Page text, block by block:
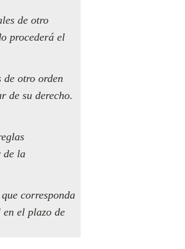
de otro
procederá el
otro orden
de su derecho.
de la
corresponda
el plazo de